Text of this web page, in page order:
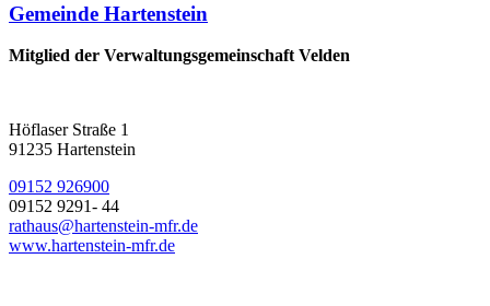
Gemeinde Hartenstein
Mitglied der Verwaltungsgemeinschaft Velden
Höflaser Straße 1
91235 Hartenstein
09152 926900
09152 9291- 44
rathaus@hartenstein-mfr.de
www.hartenstein-mfr.de